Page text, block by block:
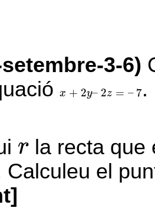
3-6)
x + 2y– 2z = – 7
x 2 y–2 z=– .
r
r la recta
Calculeu el